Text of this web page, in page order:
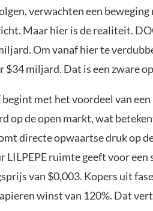
verwachten een
Maar hier is de realiteit.
Om vanaf hier te
$34 miljard. Dat is een zware
begint met het voordeel van
op de open markt, wat
directe opwaartse druk op
LILPEPE ruimte geeft voor
van $0,003. Kopers uit
winst van 120%. Dat